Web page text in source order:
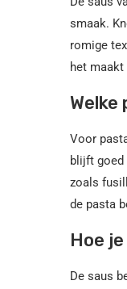
smaak.
romige
het
Voor
blijft goed
zoals
de pasta
Hoe
De saus